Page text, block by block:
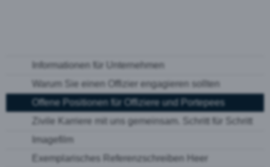
Informationen für Unternehmen
Warum Sie einen Offizier engagieren sollten
Offene Positionen für Offiziere und Portepees
Zivile Karriere mit uns gemeinsam. Schritt für Schritt
Imagefilm
Exemplarisches Referenzschreiben Heer